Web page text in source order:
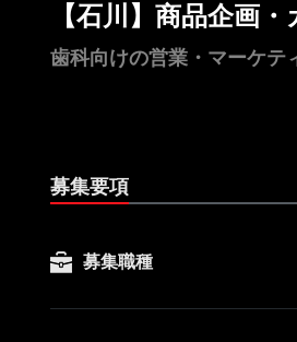
【石川】商品企画
歯科向けの営業・マーケテ
募集要項
募集職種